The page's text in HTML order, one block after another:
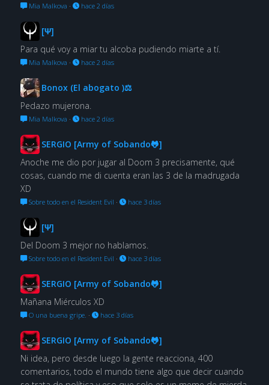
Mia Malkova · hace 2 días
[Ψ]
Para qué voy a miar tu alcoba pudiendo miarte a tí.
Mia Malkova · hace 2 días
Bonox (El abogato )⚖
Pedazo mujerona.
Mia Malkova · hace 2 días
SERGIO [Army of Sobando🐸]
Anoche me dio por jugar al Doom 3 precisamente, qué
cosas, cuando me di cuenta eran las 3 de la madrugada
XD
Sobre todo en el Resident Evil · hace 3 días
[Ψ]
Del Doom 3 mejor no hablamos.
Sobre todo en el Resident Evil · hace 3 días
SERGIO [Army of Sobando🐸]
Mañana Miérculos XD
O una buena gripe. · hace 3 días
SERGIO [Army of Sobando🐸]
Ni idea, pero desde luego la gente reacciona, 400
comentarios, todo el mundo tiene algo que decir cuando